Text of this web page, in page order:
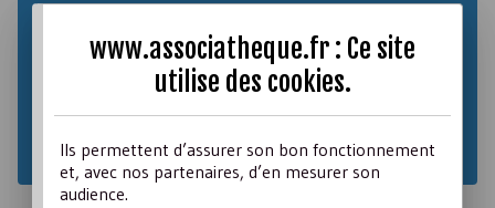
1945
1956
1969
1982 1998
www.associatheque.fr : Ce site
utilise des cookies.
Ils permettent d’assurer son bon fonctionnement
et, avec nos partenaires, d’en mesurer son
audience.